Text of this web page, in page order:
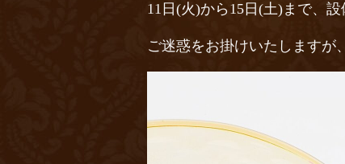
11日(火)から15日(土)まで、
ご迷惑をお掛けいたしますが